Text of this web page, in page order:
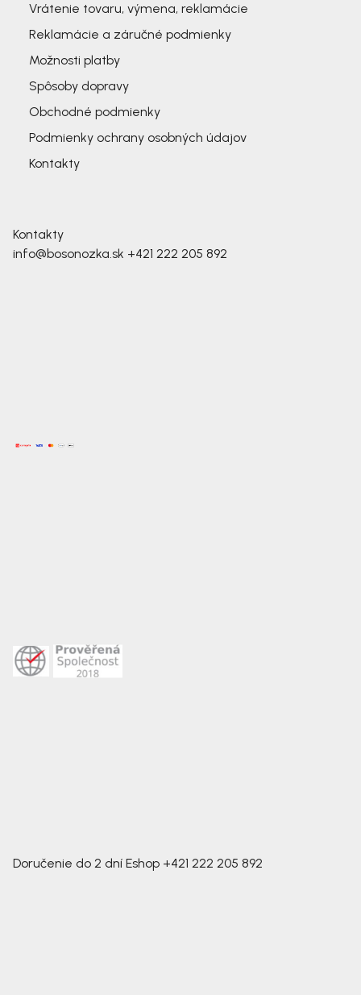
Vrátenie tovaru, výmena, reklamácie
Reklamácie a záručné podmienky
Možnosti platby
Spôsoby dopravy
Obchodné podmienky
Podmienky ochrany osobných údajov
Kontakty
Kontakty
info@bosonozka.sk +421 222 205 892
Doručenie do 2 dní Eshop +421 222 205 892